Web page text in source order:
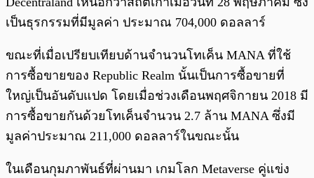
เป็นธุรกรรมที่มีมูลค่า ประมาณ 704,000 ดอลลาร์
ขณะที่เมื่อเปรียบเทียบด้านจำนวนโทเค็น MANA ที่ใช้
การซื้อขายของ Republic Realm นั้นเป็นการซื้อขายที่
ใหญ่เป็นอันดับแปด โดยเมื่อช่วงเดือนพฤศจิกายน 2018 มี
การซื้อขายกันด้วยโทเค็นจำนวน 2.7 ล้าน MANA ซึ่งมี
มูลค่าประมาณ 211,000 ดอลลาร์ในขณะนั้น
ในเดือนกุมภาพันธ์ที่ผ่านมา เกมโลก Metaverse คู่แข่ง